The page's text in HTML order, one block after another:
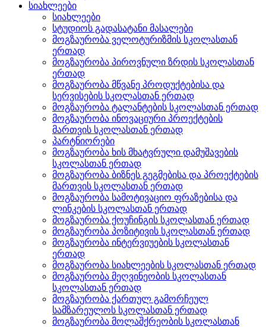
სიახლეები
სიახლეები
სტუდიოს გადასატანი მასალები
მოგზაურობა ველოტურიზმის სკოლასთან
ერთად
მოგზაურობა პიროვნული ზრდის სკოლასთან
ერთად
მოგზაურობა მწვანე პროდუქტებისა და
სერვისების სკოლასთან ერთად
მოგზაურობა ტალანტების სკოლასთან ერთად
მოგზაურობა ინოვაციური პროექტების
მართვის სკოლასთან ერთად
პარტნიორები
მოგზაურობა ხის მხატვრული დამუშავების
სკოლასთან ერთად
მოგზაურობა ბიზნეს გეგმებისა და პროექტების
მართვის სკოლასთან ერთად
მოგზაურობა სამოტივაციო ფრაზებისა და
ლინკების სკოლასთან ერთად
მოგზაურობა ქოუჩინგის სკოლასთან ერთად
მოგზაურობა პოზიტივის სკოლასთან ერთად
მოგზაურობა ინტერვიუების სკოლასთან
ერთად
მოგზაურობა სიახლეების სკოლასთან ერთად
მოგზაურობა მეღვინეობის სკოლასთან
სკოლასთან ერთად
მოგზაურობა ქართულ გამორჩეულ
სამზარეულოს სკოლასთან ერთად
მოგზაურობა მოლაშქრეობის სკოლასთან